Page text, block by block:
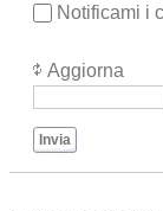
Notificami i
Aggiorna
Invia